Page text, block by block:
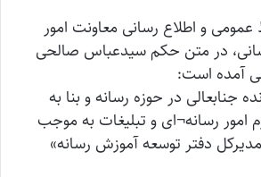
عمومی و اطلاع رسانی معاونت امور
در متن حکم سیدعباس صالحی
آمده است:
جنابعالی در حوزه رسانه و بنا به
امور رسانه¬ای و تبلیغات به موجب
دفتر توسعه آموزش رسانه»